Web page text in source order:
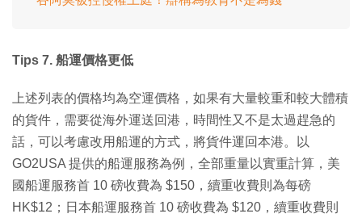
Tips 7. 船運價格更低
上述列表的價格均為空運價格，如果有大量較重和較大體積
的貨件，需要從海外運送回港，時間性又不是太過趕急的
話，可以考慮改用船運的方式，將貨件運回本港。以
GO2USA 提供的船運服務為例，全部重量以實重計算，美
國船運服務首 10 磅收費為 $150，續重收費則為每磅
HK$12；日本船運服務首 10 磅收費為 $120，續重收費則